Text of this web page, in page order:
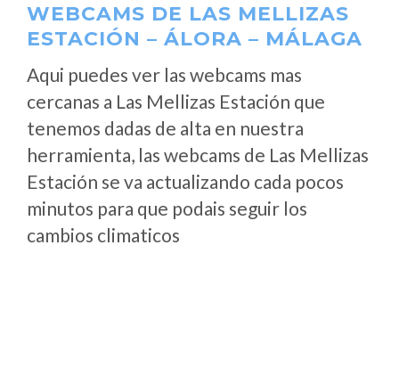
WEBCAMS DE LAS MELLIZAS
ESTACIÓN – ÁLORA – MÁLAGA
Aqui puedes ver las webcams mas
cercanas a Las Mellizas Estación que
tenemos dadas de alta en nuestra
herramienta, las webcams de Las Mellizas
Estación se va actualizando cada pocos
minutos para que podais seguir los
cambios climaticos